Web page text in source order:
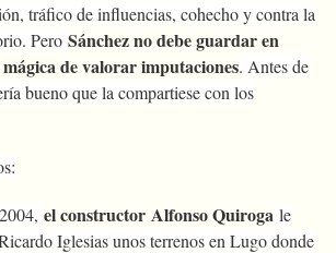
tráfico de influencias, cohecho y contra la
Pero Sánchez no debe guardar en
de valorar imputaciones. Antes de
bueno que la compartiese con los
el constructor Alfonso Quiroga le
Iglesias unos terrenos en Lugo donde